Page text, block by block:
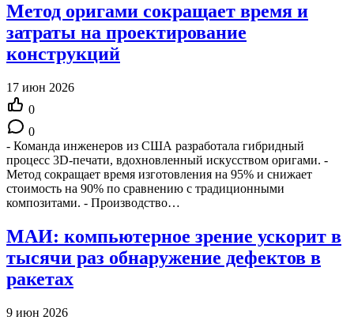
Метод оригами сокращает время и
затраты на проектирование
конструкций
17 июн 2026
0
0
- Команда инженеров из США разработала гибридный
процесс 3D-печати, вдохновленный искусством оригами. -
Метод сокращает время изготовления на 95% и снижает
стоимость на 90% по сравнению с традиционными
композитами. - Производство…
МАИ: компьютерное зрение ускорит в
тысячи раз обнаружение дефектов в
ракетах
9 июн 2026